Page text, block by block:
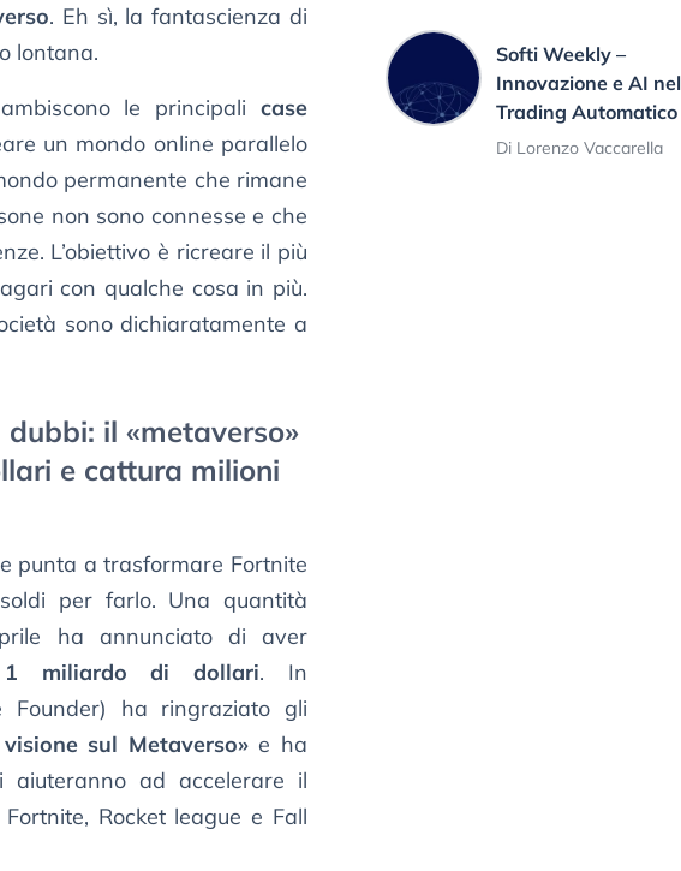
. Eh sì, la fantascienza di
lontana.
le principali case
un mondo online parallelo
permanente che rimane
non sono connesse e che
L’obiettivo è ricreare il più
con qualche cosa in più.
sono dichiaratamente a
il «metaverso»
e cattura milioni
punta a trasformare Fortnite
per farlo. Una quantità
ha annunciato di aver
1 miliardo di dollari. In
Founder) ha ringraziato gli
sul Metaverso»e ha
aiuteranno ad accelerare il
Rocket league e Fall
Softi Weekly –
Innovazione e AI nel
Trading Automatico
Di Lorenzo Vaccarella